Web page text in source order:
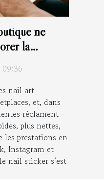
ne
la
nail art
et, dans
réclament
plus nettes,
les prestations en
Instagram et
nail sticker s’est